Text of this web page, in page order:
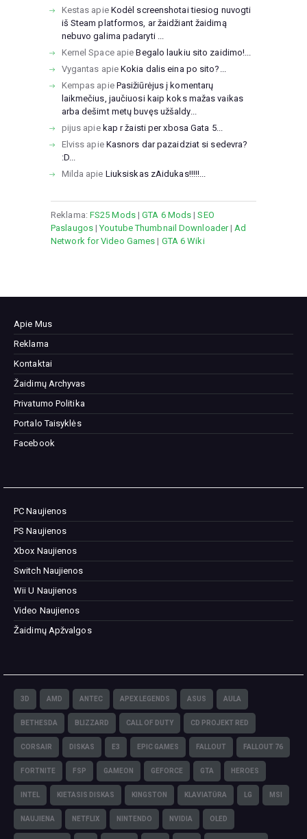
Kestas apie Kodėl screenshotai tiesiog nuvogti
iš Steam platformos, ar žaidžiant žaidimą
nebuvo galima padaryti ...
Kernel SpaceapieBegalo laukiu sito zaidimo!...
Vygantas apieKokia dalis eina po sito?...
Kempas apie Pasižiūrėjus į komentarų
laikmečius, jaučiuosi kaip koks mažas vaikas
arba dešimt metų buvęs užšaldy...
pijus apie kap r žaisti per xbosa Gata 5...
Elviss apie Kasnors dar pazaidziat si sedevra?
:D...
Milda apie Liuksiskas zAidukas!!!!!...
Reklama: FS25 Mods|GTA 6 Mods |SEO
Paslaugos|Youtube Thumbnail Downloader|Ad
Network for Video Games | GTA 6 Wiki
Apie Mus
Reklama
Kontaktai
Žaidimų Archyvas
Privatumo Politika
Portalo Taisyklės
Facebook
PC Naujienos
PS Naujienos
Xbox Naujienos
Switch Naujienos
Wii U Naujienos
Video Naujienos
Žaidimų Apžvalgos
3D AMD ANTEC APEX LEGENDS ASUS AULA
BETHESDA BLIZZARD CALL OF DUTY CD PROJEKT RED
CORSAIR DISKAS E3 EPIC GAMES FALLOUT FALLOUT 76
FORTNITE FSP GAMEON GEFORCE GTA HEROES
INTEL KIETASIS DISKAS KINGSTON KLAVIATŪRA LG MSI
NAUJIENA NETFLIX NINTENDO NVIDIA OLED